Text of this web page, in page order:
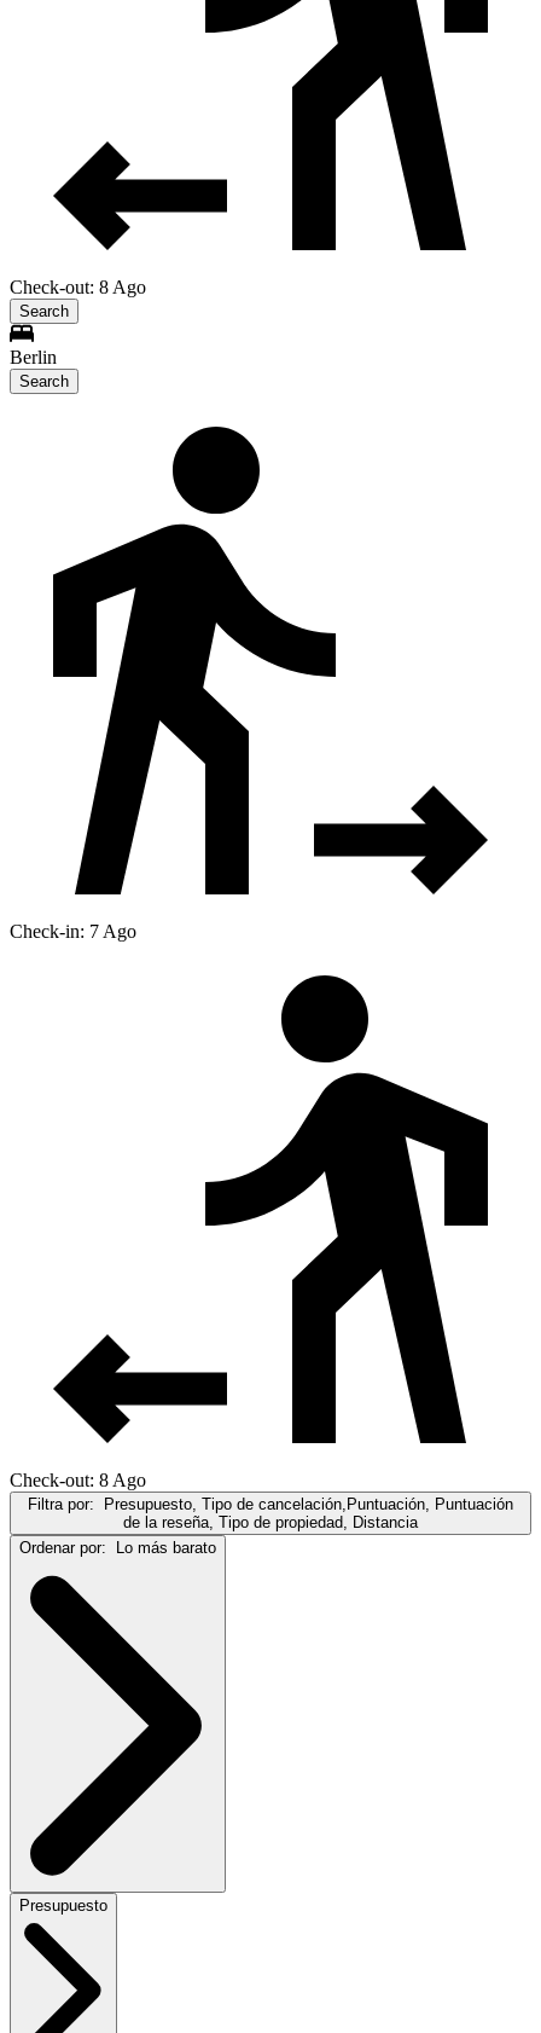
Check-out: 8 Ago
Search
Berlin
Search
Check-in: 7 Ago
Check-out: 8 Ago
Filtra por:
Presupuesto, Tipo de cancelación,Puntuación, Puntuación
de la reseña, Tipo de propiedad, Distancia
Ordenar por:
Lo más barato
Presupuesto